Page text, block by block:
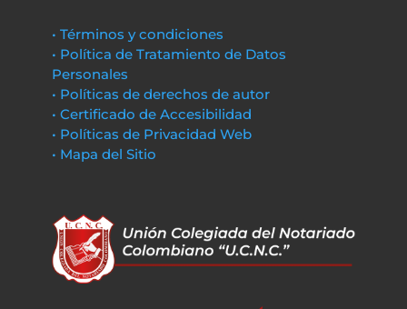
• Términos y condiciones
• Política de Tratamiento de Datos
Personales
• Políticas de derechos de autor
• Certificado de Accesibilidad
• Políticas de Privacidad Web
• Mapa del Sitio